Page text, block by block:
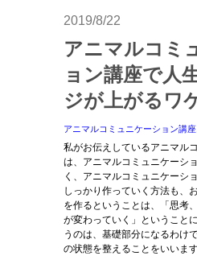
2019/8/22
アニマルコミ
ョン講座で人
ジが上がるワ
アニマルコミュニケーション講
私がお伝えしているアニマル
は、アニマルコミュニケーシ
く、アニマルコミュニケーシ
しっかり作っていく方法も、
を作るということは、「思考
が変わっていく」ということ
うのは、基礎部分になるわけ
の状態を整えることをいいま